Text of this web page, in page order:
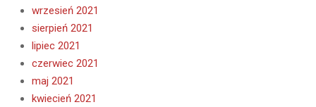
wrzesień 2021
sierpień 2021
lipiec 2021
czerwiec 2021
maj 2021
kwiecień 2021